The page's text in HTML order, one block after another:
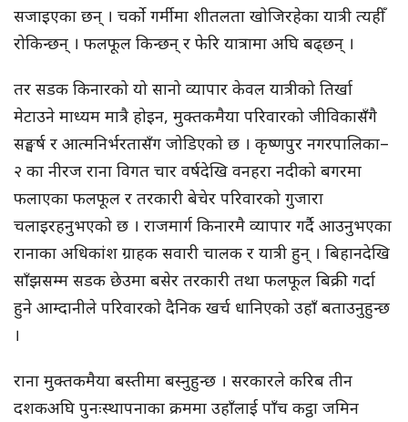
सजाइएका छन् । चर्को गर्मीमा शीतलता खोजिरहेका यात्री त्यहीँ
रोकिन्छन् । फलफूल किन्छन् र फेरि यात्रामा अघि बढ्छन् ।
तर सडक किनारको यो सानो व्यापार केवल यात्रीको तिर्खा
मेटाउने माध्यम मात्रै होइन, मुक्तकमैया परिवारको जीविकासँगै
सङ्घर्ष र आत्मनिर्भरतासँग जोडिएको छ । कृष्णपुर नगरपालिका–
२ का नीरज राना विगत चार वर्षदेखि वनहरा नदीको बगरमा
फलाएका फलफूल र तरकारी बेचेर परिवारको गुजारा
चलाइरहनुभएको छ । राजमार्ग किनारमै व्यापार गर्दै आउनुभएका
रानाका अधिकांश ग्राहक सवारी चालक र यात्री हुन् । बिहानदेखि
साँझसम्म सडक छेउमा बसेर तरकारी तथा फलफूल बिक्री गर्दा
हुने आम्दानीले परिवारको दैनिक खर्च धानिएको उहाँ बताउनुहुन्छ
।
राना मुक्तकमैया बस्तीमा बस्नुहुन्छ । सरकारले करिब तीन
दशकअघि पुनःस्थापनाका क्रममा उहाँलाई पाँच कट्ठा जमिन